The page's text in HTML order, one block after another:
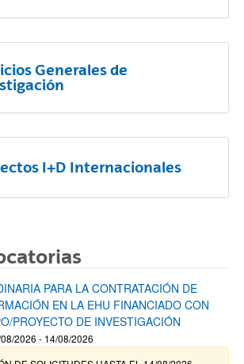
Generales de
I+D Internacionales
PARA LA CONTRATACIÓN DE
EN LA EHU FINANCIADO CON
PROYECTO DE INVESTIGACIÓN
2026 - 14/08/2026